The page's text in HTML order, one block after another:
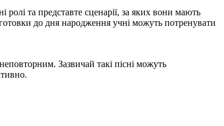
та представте сценарії, за яких вони мають
до дня народження учні можуть потренувати
Зазвичай такі пісні можуть